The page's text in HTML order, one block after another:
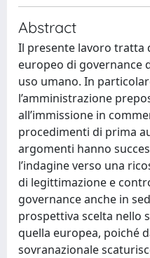
Abstract
Il presente lavoro tratta
europeo di governance
uso umano. In
l’amministrazione
all’immissione in
procedimenti di prima
argomenti hanno
l’indagine verso una
di legittimazione e
governance anche in
prospettiva scelta nello
quella europea, poiché
sovranazionale